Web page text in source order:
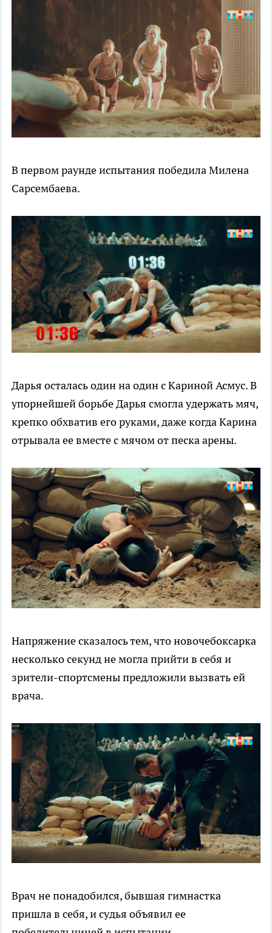
В первом раунде испытания победила Милена
Сарсембаева.
Дарья осталась один на один с Кариной Асмус. В
упорнейшей борьбе Дарья смогла удержать мяч,
крепко обхватив его руками, даже когда Карина
отрывала ее вместе с мячом от песка арены.
Напряжение сказалось тем, что новочебоксарка
несколько секунд не могла прийти в себя и
зрители-спортсмены предложили вызвать ей
врача.
Врач не понадобился, бывшая гимнастка
пришла в себя, и судья объявил ее